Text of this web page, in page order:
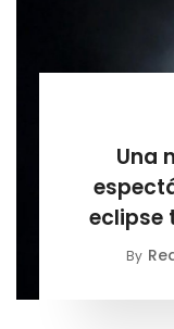
Una
eclipse
By